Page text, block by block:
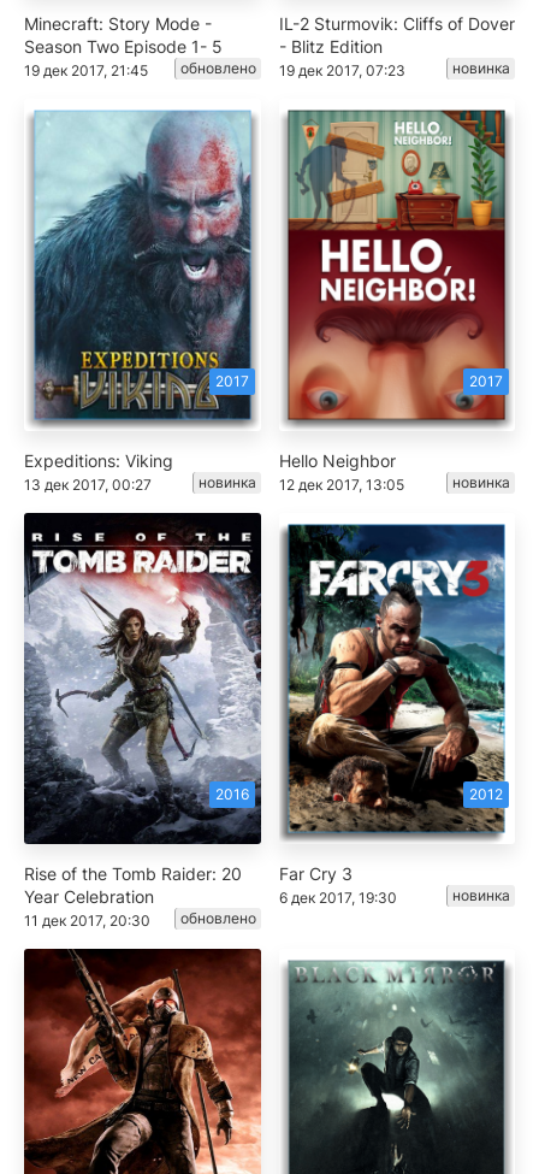
Minecraft: Story Mode -
Season Two Episode 1- 5
19 дек 2017, 21:45 обновлено
IL-2 Sturmovik: Cliffs of Dover
- Blitz Edition
19 дек 2017, 07:23 новинка
2017
Expeditions: Viking
13 дек 2017, 00:27 новинка
2017
Hello Neighbor
12 дек 2017, 13:05 новинка
2016
Rise of the Tomb Raider: 20
Year Celebration
11 дек 2017, 20:30 обновлено
2012
Far Cry 3
6 дек 2017, 19:30 новинка